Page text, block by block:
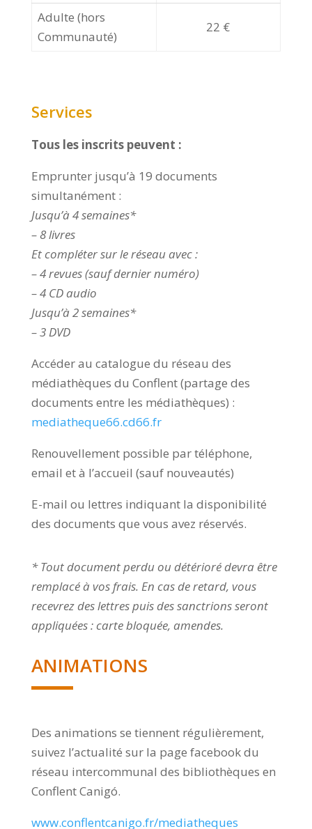
Adulte (hors
Communauté)
22 €
Services
Tous les inscrits peuvent :
Emprunter jusqu’à 19 documents
simultanément :
Jusqu’à 4 semaines*
– 8 livres
Et compléter sur le réseau avec :
– 4 revues (sauf dernier numéro)
– 4 CD audio
Jusqu’à 2 semaines*
– 3 DVD
Accéder au catalogue du réseau des
médiathèques du Conflent (partage des
documents entre les médiathèques) :
mediatheque66.cd66.fr
Renouvellement possible par téléphone,
email et à l’accueil (sauf nouveautés)
E-mail ou lettres indiquant la disponibilité
des documents que vous avez réservés.
* Tout document perdu ou détérioré devra être
remplacé à vos frais. En cas de retard, vous
recevrez des lettres puis des sanctrions seront
appliquées : carte bloquée, amendes.
ANIMATIONS
Des animations se tiennent régulièrement,
suivez l’actualité sur la page facebook du
réseau intercommunal des bibliothèques en
Conflent Canigó.
www.conflentcanigo.fr/mediatheques